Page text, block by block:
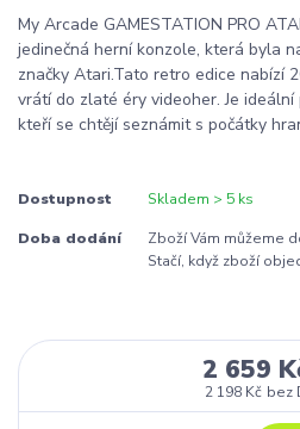
My Arcade GAMESTATION PRO
jedinečná herní konzole, která byla
značky Atari.Tato retro edice nabízí
vrátí do zlaté éry videoher. Je
kteří se chtějí seznámit s počátky
Dostupnost Skladem > 5 ks
Doba dodání
Zboží Vám můžeme
Stačí, když zboží
2 659
2 198 Kč bez